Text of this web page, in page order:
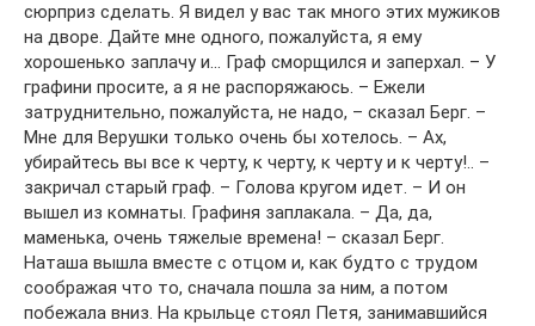
сюрприз сделать. Я видел у вас так много этих мужиков
на дворе. Дайте мне одного, пожалуйста, я ему
хорошенько заплачу и… Граф сморщился и заперхал. – У
графини просите, а я не распоряжаюсь. – Ежели
затруднительно, пожалуйста, не надо, – сказал Берг. –
Мне для Верушки только очень бы хотелось. – Ах,
убирайтесь вы все к черту, к черту, к черту и к черту!.. –
закричал старый граф. – Голова кругом идет. – И он
вышел из комнаты. Графиня заплакала. – Да, да,
маменька, очень тяжелые времена! – сказал Берг.
Наташа вышла вместе с отцом и, как будто с трудом
соображая что то, сначала пошла за ним, а потом
побежала вниз. На крыльце стоял Петя, занимавшийся